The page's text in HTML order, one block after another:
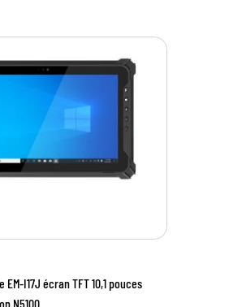
I17J écran TFT 10,1 pouces
N5100